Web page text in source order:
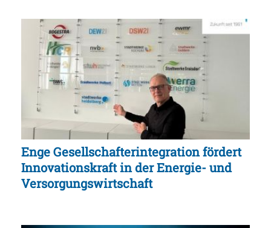
Enge Gesellschafterintegration fördert
Innovationskraft in der Energie- und
Versorgungswirtschaft